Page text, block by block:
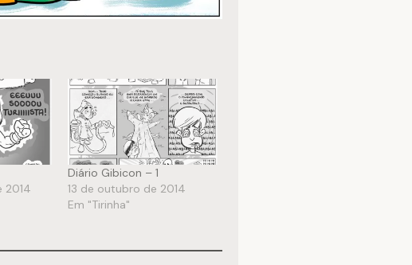
2014
Diário Gibicon – 1
13 de outubro de 2014
Em "Tirinha"